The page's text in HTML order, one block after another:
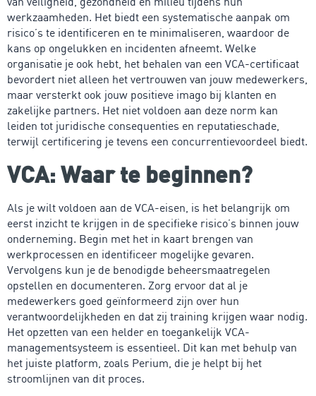
werkzaamheden. Het biedt een systematische aanpak om
risico’s te identificeren en te minimaliseren, waardoor de
kans op ongelukken en incidenten afneemt. Welke
organisatie je ook hebt, het behalen van een VCA-certificaat
bevordert niet alleen het vertrouwen van jouw medewerkers,
maar versterkt ook jouw positieve imago bij klanten en
zakelijke partners. Het niet voldoen aan deze norm kan
leiden tot juridische consequenties en reputatieschade,
terwijl certificering je tevens een concurrentievoordeel biedt.
VCA: Waar te beginnen?
Als je wilt voldoen aan de VCA-eisen, is het belangrijk om
eerst inzicht te krijgen in de specifieke risico’s binnen jouw
onderneming. Begin met het in kaart brengen van
werkprocessen en identificeer mogelijke gevaren.
Vervolgens kun je de benodigde beheersmaatregelen
opstellen en documenteren. Zorg ervoor dat al je
medewerkers goed geïnformeerd zijn over hun
verantwoordelijkheden en dat zij training krijgen waar nodig.
Het opzetten van een helder en toegankelijk VCA-
managementsysteem is essentieel. Dit kan met behulp van
het juiste platform, zoals Perium, die je helpt bij het
stroomlijnen van dit proces.